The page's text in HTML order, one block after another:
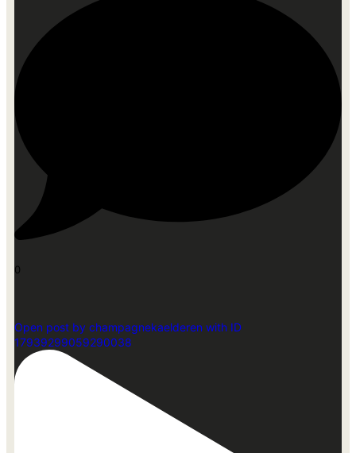
0
Open post by champagnekaelderen with ID
17939299059290038